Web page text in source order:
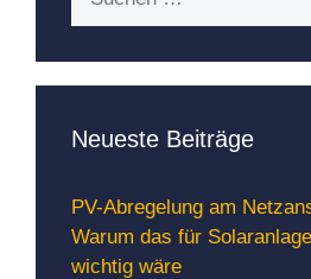
Neueste Beiträge
PV-Abregelung am
Warum das für
wichtig wäre